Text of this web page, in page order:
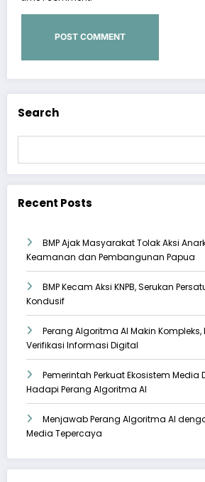
Search
Recent Posts
BMP Ajak Masyarakat Tolak Aksi
Keamanan dan Pembangunan Papua
BMP Kecam Aksi KNPB, Serukan
Kondusif
Perang Algoritma AI Makin Kompleks,
Verifikasi Informasi Digital
Pemerintah Perkuat Ekosistem Media
Hadapi Perang Algoritma AI
Menjawab Perang Algoritma AI
Media Tepercaya